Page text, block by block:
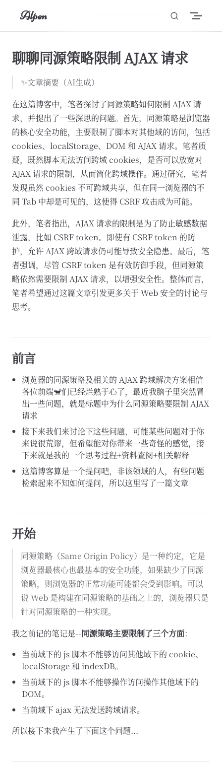
Skip to content
Alpen
聊聊同源策略限制 AJAX 请求
✨文章摘要（AI生成）
在这篇博客中，笔者探讨了同源策略如何限制 AJAX 请
求，并提出了一些深思的问题。首先，同源策略是浏览器
的核心安全功能，主要限制了脚本对其他域的访问，包括
cookies、localStorage、DOM 和 AJAX 请求。笔者质
疑，既然脚本无法访问跨域 cookies，是否可以放宽对
AJAX 请求的限制，从而简化跨域操作。通过研究，笔者
发现虽然 cookies 不可跨域共享，但在同一浏览器的不
同 Tab 中却是可见的，这使得 CSRF 攻击成为可能。
此外，笔者指出，AJAX 请求的限制是为了防止敏感数据
泄露，比如 CSRF token。即使有 CSRF token 的防
护，允许 AJAX 跨域请求仍可能导致安全隐患。最后，笔
者强调，尽管 CSRF token 是有效防御手段，但同源策
略依然需要限制 AJAX 请求，以增强安全性。整体而言，
笔者希望通过这篇文章引发更多关于 Web 安全的讨论与
思考。
前言
浏览器的同源策略及相关的 AJAX 跨域解决方案相信
各位前端🐒们已经烂熟于心了，最近我脑子里突然冒
出一些问题，就是标题中为什么同源策略要限制 AJAX
请求
接下来我们来讨论下这些问题，可能某些问题对于你
来说很荒谬，但希望能对你带来一些奇怪的感觉，接
下来就是我的一个思考过程+资料查阅+相关解释
这篇博客算是一个提问吧，非该领域的人，有些问题
检索起来不知如何提问，所以这里写了一篇文章
开始
同源策略（Same Origin Policy）是一种约定，它是
浏览器最核心也最基本的安全功能，如果缺少了同源
策略，则浏览器的正常功能可能都会受到影响。可以
说 Web 是构建在同源策略的基础之上的，浏览器只是
针对同源策略的一种实现。
我之前记的笔记是--同源策略主要限制了三个方面：
当前域下的 js 脚本不能够访问其他域下的 cookie、
localStorage 和 indexDB。
当前域下的 js 脚本不能够操作访问操作其他域下的
DOM。
当前域下 ajax 无法发送跨域请求。
所以接下来我产生了下面这个问题...